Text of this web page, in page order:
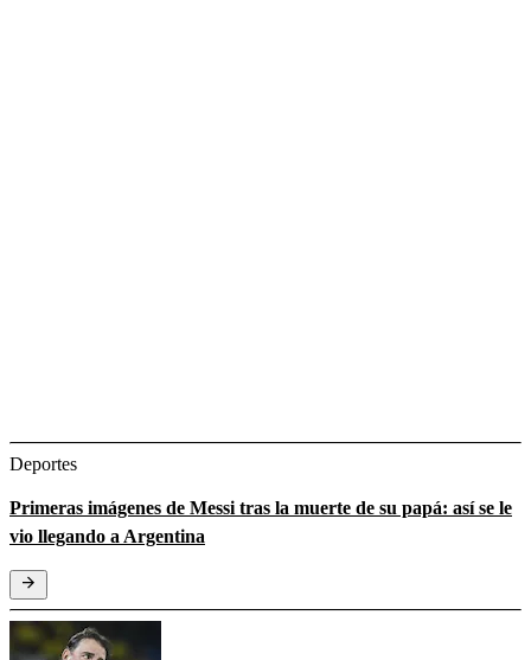
Deportes
Primeras imágenes de Messi tras la muerte de su papá: así se le
vio llegando a Argentina